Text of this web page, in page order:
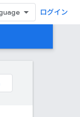
ログイン